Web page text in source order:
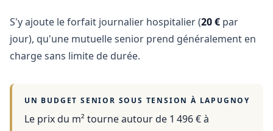
S'y ajoute le forfait journalier hospitalier (20 € par
jour), qu'une mutuelle senior prend généralement en
charge sans limite de durée.
UN BUDGET SENIOR SOUS TENSION À LAPUGNOY
Le prix du m² tourne autour de 1 496 €à